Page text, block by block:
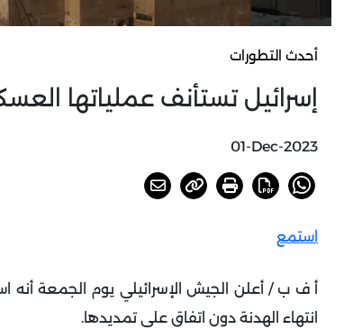
أحدث التطورات
إسرائيل تستأنف عملياتها
01-Dec-2023
استمع
أ ف ب / أعلن الجيش الإسرائيلي يوم الجمعة أنه
انتهاء الهدنة دون اتفاق على تمديدها.